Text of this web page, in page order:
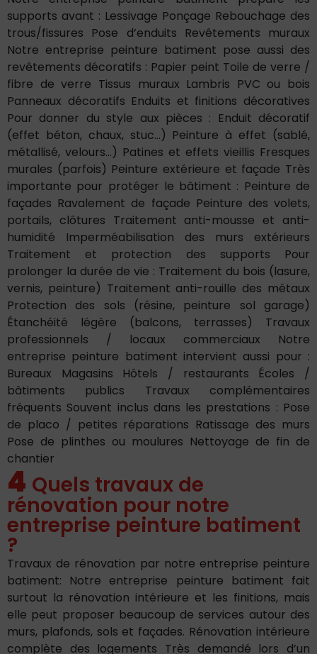
supports avant : Lessivage Ponçage Rebouchage des
trous/fissures Pose d’enduits Revêtements muraux
Notre entreprise peinture batiment pose aussi des
revêtements décoratifs : Papier peint Toile de verre /
fibre de verre Tissus muraux Lambris PVC ou bois
Panneaux décoratifs Enduits et finitions décoratives
Pour donner du style aux pièces : Enduit décoratif
(effet béton, chaux, stuc…) Peinture à effet (sablé,
métallisé, velours…) Patines et effets vieillis Fresques
murales (parfois) Peinture extérieure et façade Très
importante pour protéger le bâtiment : Peinture de
façades Ravalement de façade Peinture des volets,
portails, clôtures Traitement anti-mousse et anti-
humidité Imperméabilisation des murs extérieurs
Traitement et protection des supports Pour
prolonger la durée de vie : Traitement du bois (lasure,
vernis, peinture) Traitement anti-rouille des métaux
Protection des sols (résine, peinture sol garage)
Étanchéité légère (balcons, terrasses) Travaux
professionnels / locaux commerciaux Notre
entreprise peinture batiment intervient aussi pour :
Bureaux Magasins Hôtels / restaurants Écoles /
bâtiments publics Travaux complémentaires
fréquents Souvent inclus dans les prestations : Pose
de placo / petites réparations Ratissage des murs
Pose de plinthes ou moulures Nettoyage de fin de
chantier
4 Quels travaux de
rénovation pour notre
entreprise peinture batiment
?
Travaux de rénovation par notre entreprise peinture
batiment: Notre entreprise peinture batiment fait
surtout la rénovation intérieure et les finitions, mais
elle peut proposer beaucoup de services autour des
murs, plafonds, sols et façades. Rénovation intérieure
complète des logements Très demandé lors d’un